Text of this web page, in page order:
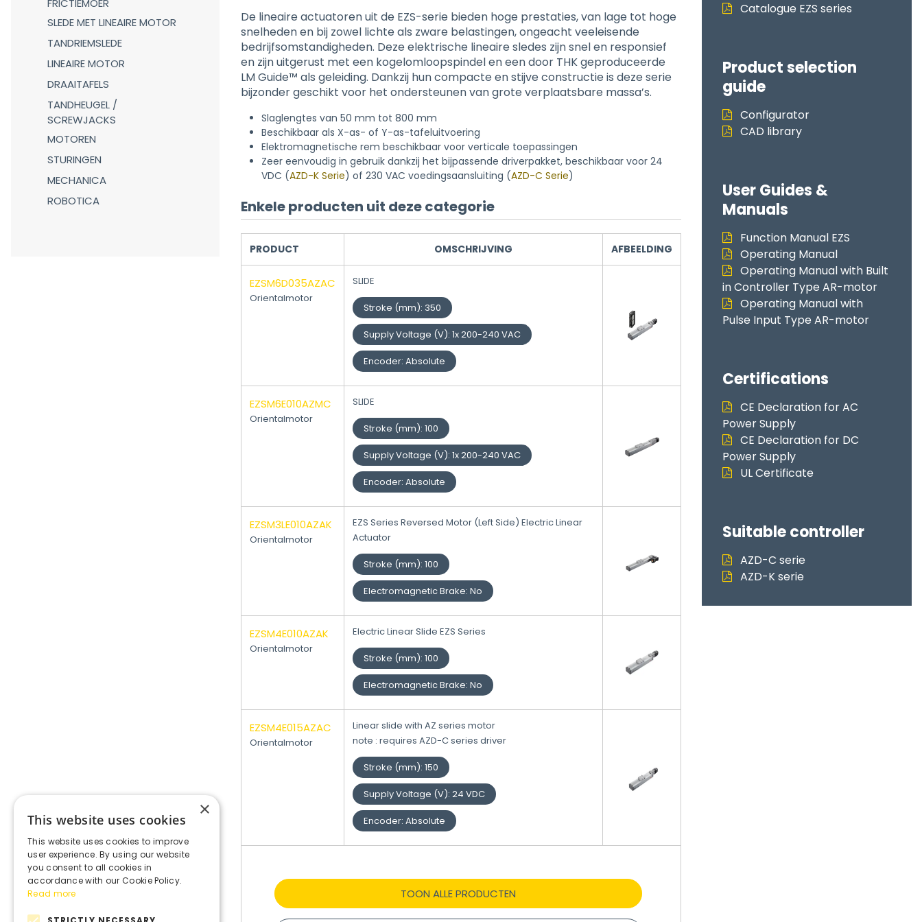
FRICTIEMOER
SLEDE MET LINEAIRE MOTOR
TANDRIEMSLEDE
LINEAIRE MOTOR
DRAAITAFELS
TANDHEUGEL /
SCREWJACKS
MOTOREN
STURINGEN
MECHANICA
ROBOTICA
De lineaire actuatoren uit de EZS-serie bieden hoge prestaties, van lage tot hoge
snelheden en bij zowel lichte als zware belastingen, ongeacht veeleisende
bedrijfsomstandigheden. Deze elektrische lineaire sledes zijn snel en responsief
en zijn uitgerust met een kogelomloopspindel en een door THK geproduceerde
LM Guide™ als geleiding. Dankzij hun compacte en stijve constructie is deze serie
bijzonder geschikt voor het ondersteunen van grote verplaatsbare massa’s.
Slaglengtes van 50 mm tot 800 mm
Beschikbaar als X-as- of Y-as-tafeluitvoering
Elektromagnetische rem beschikbaar voor verticale toepassingen
Zeer eenvoudig in gebruik dankzij het bijpassende driverpakket, beschikbaar voor 24
VDC (AZD-K Serie) of 230 VAC voedingsaansluiting (AZD-C Serie)
Enkele producten uit deze categorie
PRODUCT OMSCHRIJVING AFBEELDING
EZSM6D035AZAC
Orientalmotor
SLIDE
Stroke (mm): 350
Supply Voltage (V): 1x 200-240 VAC
Encoder: Absolute
EZSM6E010AZMC
Orientalmotor
SLIDE
Stroke (mm): 100
Supply Voltage (V): 1x 200-240 VAC
Encoder: Absolute
EZSM3LE010AZAK
Orientalmotor
EZS Series Reversed Motor (Left Side) Electric Linear
Actuator
Stroke (mm): 100
Electromagnetic Brake: No
EZSM4E010AZAK
Orientalmotor
Electric Linear Slide EZS Series
Stroke (mm): 100
Electromagnetic Brake: No
EZSM4E015AZAC
Orientalmotor
Linear slide with AZ series motor
note : requires AZD-C series driver
Stroke (mm): 150
Supply Voltage (V): 24 VDC
Encoder: Absolute
TOON ALLE PRODUCTEN
Catalogue EZS series
Product selection
guide
Configurator
CAD library
User Guides &
Manuals
Function Manual EZS
Operating Manual
Operating Manual with Built
in Controller Type AR-motor
Operating Manual with
Pulse Input Type AR-motor
Certifications
CE Declaration for AC
Power Supply
CE Declaration for DC
Power Supply
UL Certificate
Suitable controller
AZD-C serie
AZD-K serie
×
This website uses cookies
This website uses cookies to improve
user experience. By using our website
you consent to all cookies in
accordance with our Cookie Policy.
Read more